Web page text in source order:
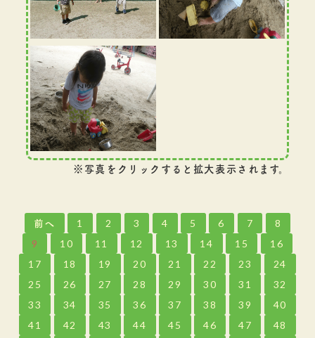
※写真をクリックすると拡大表示されます。
前へ 1 2 3 4 5 6 7
8
9
10 11 12 13 14 15
16
17
18 19 20 21 22 23
24
25
26 27 28 29 30 31
32
33
34 35 36 37 38 39
40
41
42 43 44 45 46 47 48